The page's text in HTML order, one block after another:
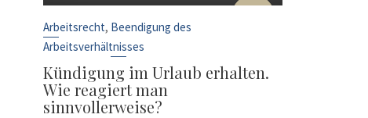
10
Arbeitsrecht, Beendigung des
Arbeitsverhältnisses
Kündigung im Urlaub erhalten.
Wie reagiert man
sinnvollerweise?